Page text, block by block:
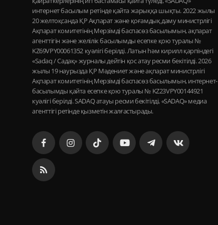
интернет басылым ретінде қайта жарыққа шықты. 2022 жылы
20 желтоқсанда ҚР Ақпарат және қоғамдық даму министрлігі
Ақпарат комитетінің Мерзімді баспасөз басылымын, ақпарат
агенттігін және желілік басылымды есепке қою туралы №
KZ69VPY00061352 куәлігі берілді. Латын һәм кирилл қарпіндегі
«Sadaq / Садақ» журналы дейтін қос атау ресми бекітілді. 2026
жылы 19 наурызда ҚР Мәдениет және ақпарат министрлігі
Ақпарат комитетінің Мерзімді баспасөз басылымын, интернет-
басылымды қайта есепке қою туралы № KZ23VPY00144921
куәлігі берілді. SADAQ атауы ресми бекітілді, «SADAQ» медиа
агенттігі ретінде қызметін жалғастырады.